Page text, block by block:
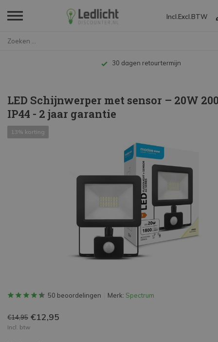
Incl. Excl. BTW
Tot 10 jaar garantie
LED Schijnwerper met sensor – 20W
IP44 - 2 jaar garantie
13% korting
50 beoordelingen Merk: Spectrum
€14,95 €12,95
Incl. btw